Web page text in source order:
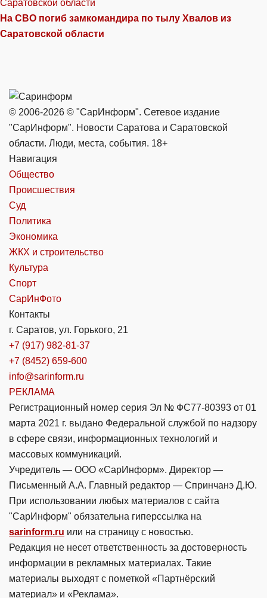
На СВО погиб замкомандира по тылу Хвалов из
Саратовской области
© 2006-2026 © "СарИнформ". Сетевое издание
"СарИнформ". Новости Саратова и Саратовской
области. Люди, места, события. 18+
Навигация
Общество
Происшествия
Суд
Политика
Экономика
ЖКХ и строительство
Культура
Спорт
СарИнФото
Контакты
г. Саратов, ул. Горького, 21
+7 (917) 982-81-37
+7 (8452) 659-600
info@sarinform.ru
РЕКЛАМА
Регистрационный номер серия Эл № ФС77-80393 от 01
марта 2021 г. выдано Федеральной службой по надзору
в сфере связи, информационных технологий и
массовых коммуникаций.
Учредитель — ООО «СарИнформ». Директор —
Письменный А.А. Главный редактор — Спринчанэ Д.Ю.
При использовании любых материалов с сайта
"СарИнформ" обязательна гиперссылка на
sarinform.ru или на страницу с новостью.
Редакция не несет ответственность за достоверность
информации в рекламных материалах. Такие
материалы выходят с пометкой «Партнёрский
материал» и «Реклама».